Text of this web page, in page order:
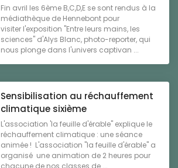
Fin avril les 6ème B,C,D,E se sont rendus à la
médiathèque de Hennebont pour
visiter l'exposition "Entre leurs mains, les
sciences" d'Alys Blanc, photo-reporter, qui
nous plonge dans l'univers captivan ...
Sensibilisation au réchauffement
climatique sixième
L'association 'la feuille d'érable" explique le
réchauffement climatique : une séance
animée ! L'association "la feuille d'érable" a
organisé une animation de 2 heures pour